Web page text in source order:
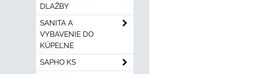
DLAŽBY
SANITA A
VYBAVENIE DO
KÚPEĽNE
SAPHO KS